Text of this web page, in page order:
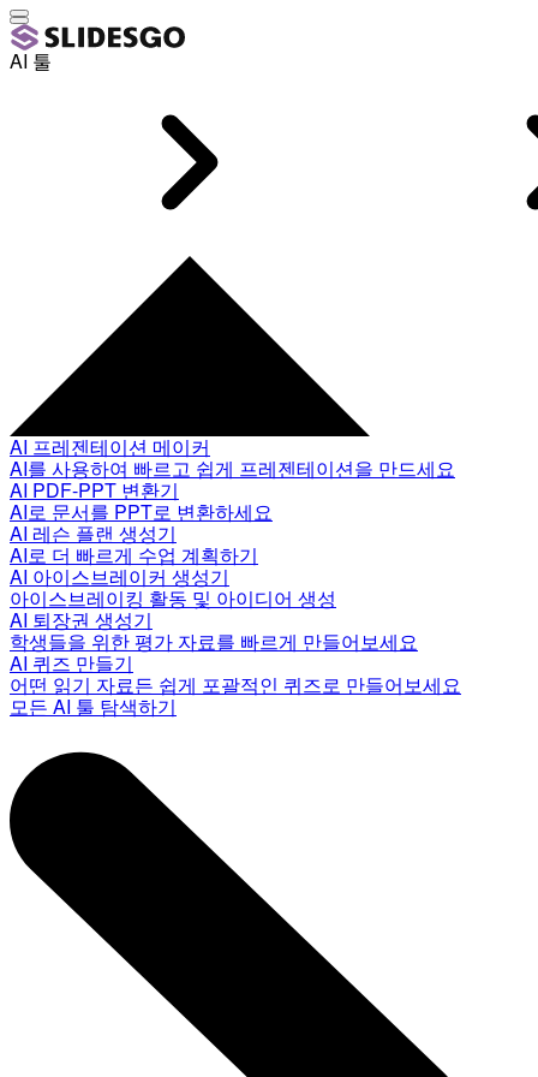
AI 툴
AI 프레젠테이션 메이커
AI를 사용하여 빠르고 쉽게 프레젠테이션을 만드세요
AI PDF-PPT 변환기
AI로 문서를 PPT로 변환하세요
AI 레슨 플랜 생성기
AI로 더 빠르게 수업 계획하기
AI 아이스브레이커 생성기
아이스브레이킹 활동 및 아이디어 생성
AI 퇴장권 생성기
학생들을 위한 평가 자료를 빠르게 만들어보세요
AI 퀴즈 만들기
어떤 읽기 자료든 쉽게 포괄적인 퀴즈로 만들어보세요
모든 AI 툴 탐색하기